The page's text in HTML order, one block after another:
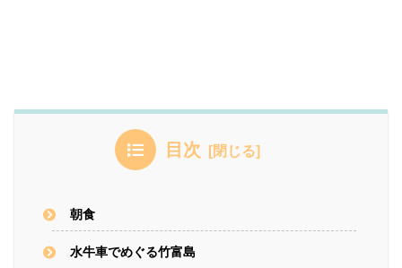
目次
朝食
水牛車でめぐる竹富島